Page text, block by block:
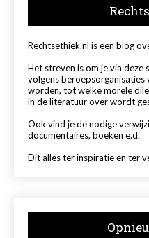
Rechtsethiek.nl is een blog
Het streven is om je via deze
volgens beroepsorganisaties
worden, tot welke morele
in de literatuur over wordt
Ook vind je de nodige
documentaires, boeken e.d.
Dit alles ter inspiratie en ter